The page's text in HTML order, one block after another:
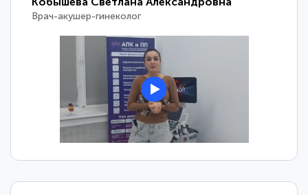
Врач-акушер-гинеколог